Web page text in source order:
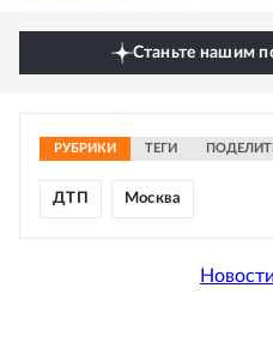
Станьте нашим
РУБРИКИ ТЕГИ
ДТП Москва